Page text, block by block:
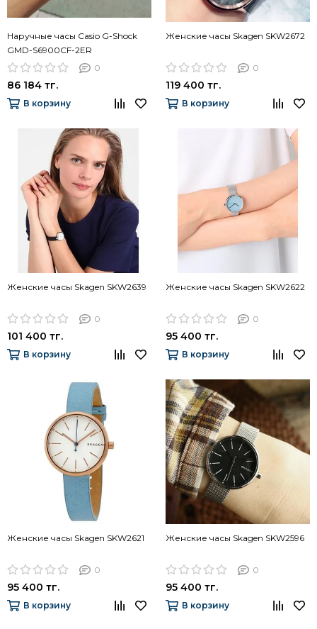
Наручные часы Casio G-Shock
GMD-S6900CF-2ER
0
86 184 тг.
В корзину
Женские часы Skagen SKW2672
0
119 400 тг.
В корзину
Женские часы Skagen SKW2639
0
101 400 тг.
В корзину
Женские часы Skagen SKW2622
0
95 400 тг.
В корзину
Женские часы Skagen SKW2621
0
95 400 тг.
В корзину
Женские часы Skagen SKW2596
0
95 400 тг.
В корзину